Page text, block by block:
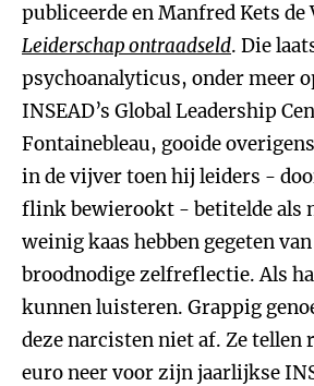
publiceerde en Manfred Kets de
Leiderschap ontraadseld. Die
psychoanalyticus, onder meer
INSEAD’s Global Leadership
Fontainebleau, gooide
in de vijver toen hij leiders -
flink bewierookt - betitelde als
weinig kaas hebben gegeten
broodnodige zelfreflectie. Als
kunnen luisteren. Grappig
deze narcisten niet af. Ze tellen
euro neer voor zijn jaarlijkse